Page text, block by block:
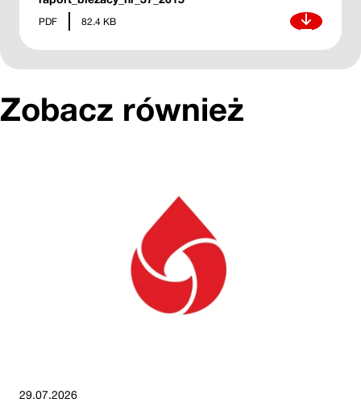
PDF 82.4 KB Pobierz
Zobacz również
29.07.2026